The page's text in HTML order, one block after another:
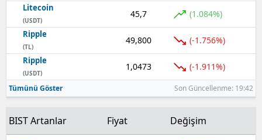
Litecoin
(USDT)
45,7 (1.084%)
Ripple
(TL)
49,800 (-1.756%)
Ripple
(USDT)
1,0473 (-1.911%)
Tümünü Göster Son Güncellenme: 19:42
BIST Artanlar Fiyat Değişim